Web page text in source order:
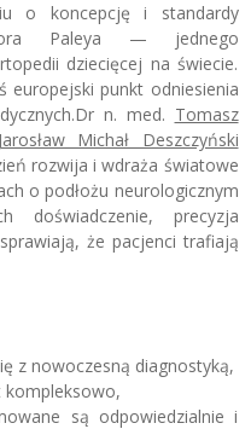
o koncepcję i standardy
Paleya — jednego
dziecięcej na świecie.
europejski punkt odniesienia
n. med. Tomasz
Jarosław Michał Deszczyński
rozwija i wdraża światowe
o podłożu neurologicznym
doświadczenie, precyzja
że pacjenci trafiają
z nowoczesną diagnostyką,
są odpowiedzialnie i